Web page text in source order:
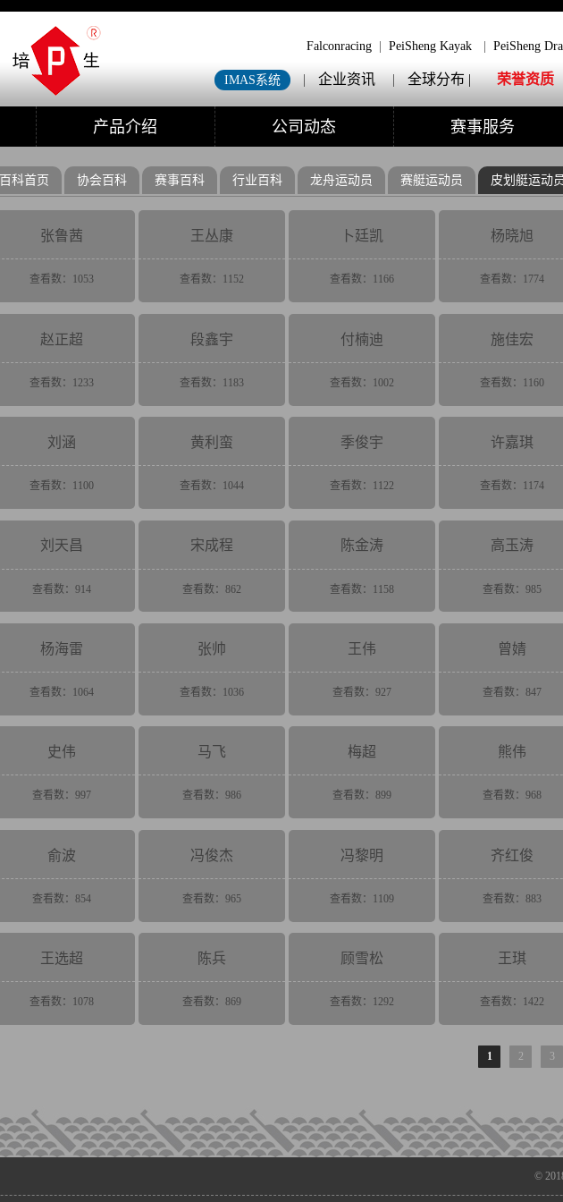
Falconracing PeiSheng Kayak PeiSheng
IMAS系统 | 企业资讯 | 全球分布 | 荣誉资质
产品介绍 公司动态 赛事服务
百科首页 协会百科 赛事百科 行业百科 龙舟运动员 赛艇运动员 皮划艇运动员
张鲁茜
查看数：1053
王丛康
查看数：1152
卜廷凯
查看数：1166
杨晓旭
查看数：1774
赵正超
查看数：1233
段鑫宇
查看数：1183
付楠迪
查看数：1002
施佳宏
查看数：1160
刘涵
查看数：1100
黄利蛮
查看数：1044
季俊宇
查看数：1122
许嘉琪
查看数：1174
刘天昌
查看数：914
宋成程
查看数：862
陈金涛
查看数：1158
高玉涛
查看数：985
杨海雷
查看数：1064
张帅
查看数：1036
王伟
查看数：927
曾婧
查看数：847
史伟
查看数：997
马飞
查看数：986
梅超
查看数：899
熊伟
查看数：968
俞波
查看数：854
冯俊杰
查看数：965
冯黎明
查看数：1109
齐红俊
查看数：883
王选超
查看数：1078
陈兵
查看数：869
顾雪松
查看数：1292
王琪
查看数：1422
1 2 3
©